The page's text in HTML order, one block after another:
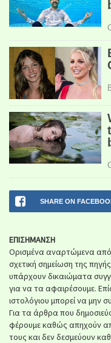
SHARE ON
ΕΠΙΣΗΜΑΝΣΗ
Ορισμένα αναρτώμενα από
σχετική σημείωση της
υπάρχουν δικαιώματα
για να τα αφαιρέσουμε.
ιστολόγιου μπορεί να μην
Για τα άρθρα που
φέρουμε καθώς απηχούν
τους και δεν δεσμεύουν